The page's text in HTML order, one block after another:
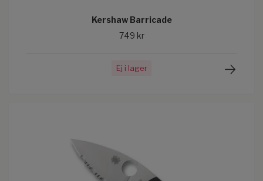
Kershaw Barricade
749 kr
Ej i lager